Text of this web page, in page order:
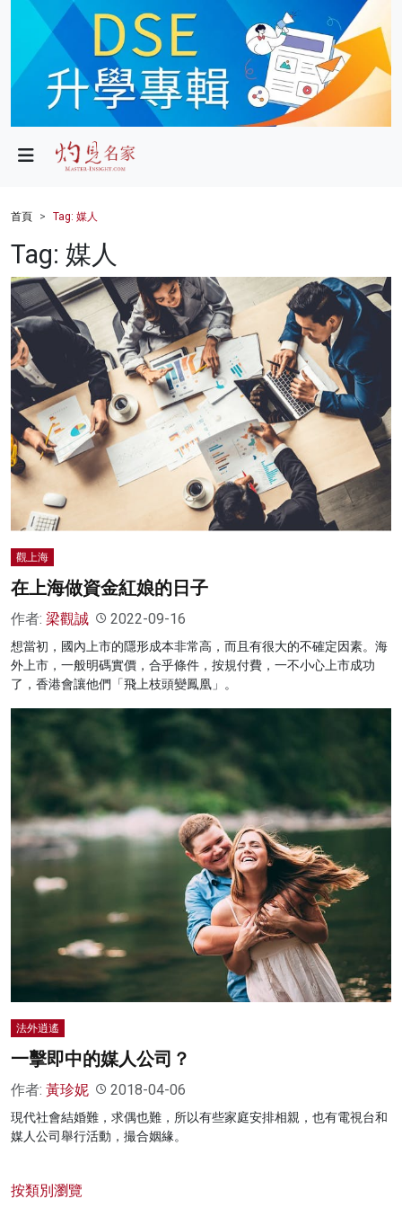
政局
財經
健康
商業
科技
影片
名家榜
灼見活動
關於我們
首頁 Tag: 媒人
Tag: 媒人
觀上海
在上海做資金紅娘的日子
作者: 梁觀誠 2022-09-16
想當初，國內上市的隱形成本非常高，而且有很大的不確定因素。海
外上市，一般明碼實價，合乎條件，按規付費，一不小心上市成功
了，香港會讓他們「飛上枝頭變鳳凰」。
法外逍遙
一擊即中的媒人公司？
作者: 黃珍妮 2018-04-06
現代社會結婚難，求偶也難，所以有些家庭安排相親，也有電視台和
媒人公司舉行活動，撮合姻緣。
按類別瀏覽